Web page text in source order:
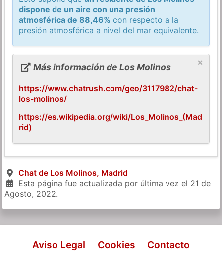
dispone de un aire con una presión
atmosférica de 88,46% con respecto a la
presión atmosférica a nivel del mar equivalente.
×
Más información de Los Molinos
https://www.chatrush.com/geo/3117982/chat-
los-molinos/
https://es.wikipedia.org/wiki/Los_Molinos_(Mad
rid)
Chat de Los Molinos, Madrid
Esta página fue actualizada por última vez el 21 de
Agosto, 2022.
Aviso Legal Cookies Contacto